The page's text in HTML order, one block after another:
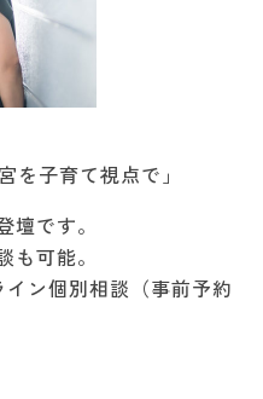
を子育て視点で」
です。
可能。
ン個別相談（事前予約